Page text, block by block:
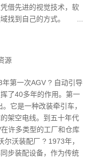
借先进的视觉技术，软
域找到自己的方式。 ...
源
第一次AGV ? 自动引导
了40多年的作用。第一
它是一种改装牵引车，
架空电线。到五十年代
许多类型的工厂和仓库
沃装配厂 ? 1973年，
步装配设备，作为传统